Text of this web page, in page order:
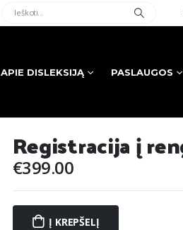
APIE DISLEKSIJĄ PASLAUGOS
Registracija į
€399.00
Į KREPŠELĮ